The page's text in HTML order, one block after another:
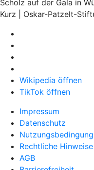
Scholz auf der Gala in
Kurz | Oskar-Patzelt-
Wikipedia öffnen
TikTok öffnen
Impressum
Datenschutz
Rechtliche Hinweise
AGB